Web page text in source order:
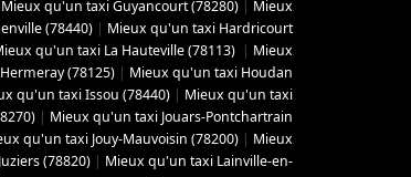
Mieux qu'un taxi Guyancourt (78280) | Mieux
(78440) | Mieux qu'un taxi Hardricourt
qu'un taxi La Hauteville (78113) | Mieux
(78125) | Mieux qu'un taxi Houdan
qu'un taxi Issou (78440) | Mieux qu'un taxi
| Mieux qu'un taxi Jouars-Pontchartrain
qu'un taxi Jouy-Mauvoisin (78200) | Mieux
(78820) | Mieux qu'un taxi Lainville-en-